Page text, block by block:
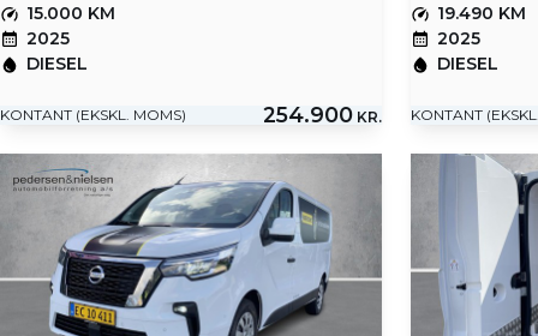
15.000 KM
2025
DIESEL
KONTANT (EKSKL. MOMS) 254.900 KR.
19.490 KM
2025
DIESEL
KONTANT